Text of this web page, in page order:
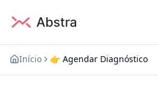
Início 👉 Agendar Diagnóstico